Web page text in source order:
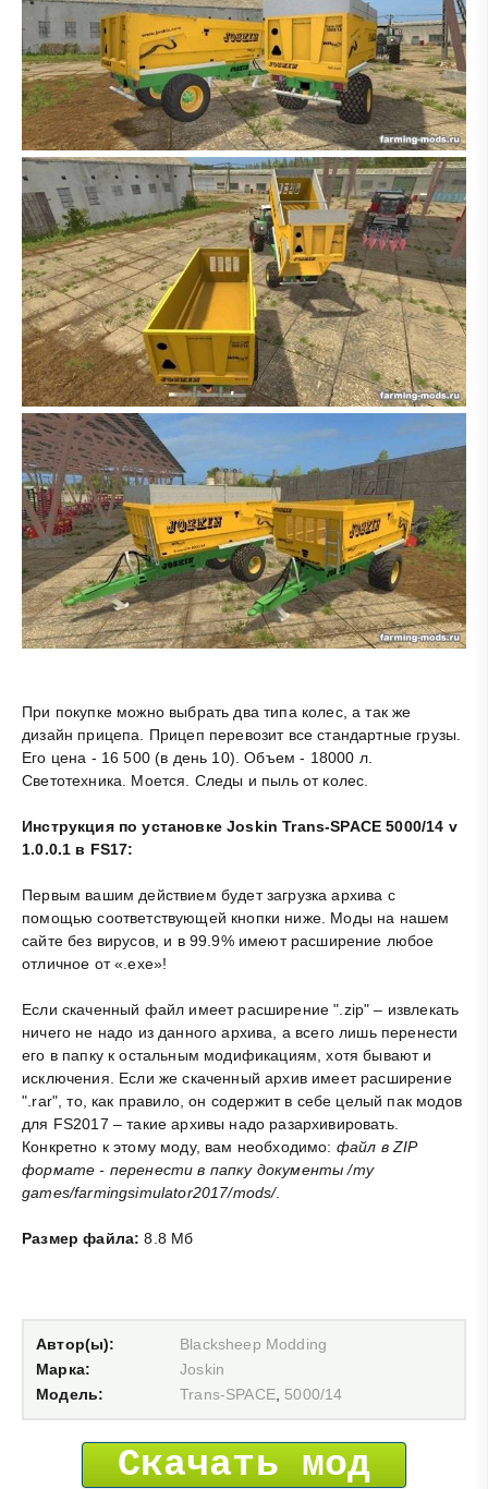
При покупке можно выбрать два типа колес, а так же
дизайн прицепа. Прицеп перевозит все стандартные грузы.
Его цена - 16 500 (в день 10). Объем - 18000 л.
Светотехника. Моется. Следы и пыль от колес.
Инструкция по установке Joskin Trans-SPACE 5000/14 v
1.0.0.1 в FS17:
Первым вашим действием будет загрузка архива с
помощью соответствующей кнопки ниже. Моды на нашем
сайте без вирусов, и в 99.9% имеют расширение любое
отличное от «.exe»!
Если скаченный файл имеет расширение ".zip" – извлекать
ничего не надо из данного архива, а всего лишь перенести
его в папку к остальным модификациям, хотя бывают и
исключения. Если же скаченный архив имеет расширение
".rar", то, как правило, он содержит в себе целый пак модов
для FS2017 – такие архивы надо разархивировать.
Конкретно к этому моду, вам необходимо: файл в ZIP
формате - перенести в папку документы /my
games/farmingsimulator2017/mods/.
Размер файла: 8.8 Мб
Автор(ы):
Blacksheep Modding
Марка:
Joskin
Модель:
Trans-SPACE, 5000/14
Скачать мод